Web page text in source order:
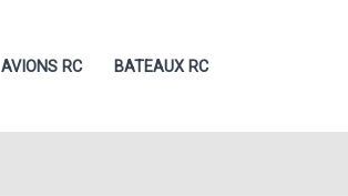
AVIONS RC BATEAUX RC